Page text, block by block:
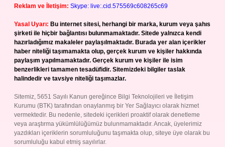
Reklam ve İletişim: Skype: live:.cid.575569c608265c69
Yasal Uyarı: Bu internet sitesi, herhangi bir marka, kurum veya şahıs
şirketi ile hiçbir bağlantısı bulunmamaktadır. Sitede yalnızca kendi
hazırladığımız makaleler paylaşılmaktadır. Burada yer alan içerikler
haber niteliği taşımamakta olup, gerçek kurum ve kişiler hakkında
paylaşım yapılmamaktadır. Gerçek kurum ve kişiler ile isim
benzerlikleri tamamen tesadüfidir. Sitemizdeki bilgiler taslak
halindedir ve tavsiye niteliği taşımazlar.
Sitemiz, 5651 Sayılı Kanun gereğince Bilgi Teknolojileri ve İletişim
Kurumu (BTK) tarafından onaylanmış bir Yer Sağlayıcı olarak hizmet
vermektedir. Bu nedenle, sitedeki içerikleri proaktif olarak denetleme
veya araştırma yükümlülüğümüz bulunmamaktadır. Ancak, üyelerimiz
yazdıkları içeriklerin sorumluluğunu taşımakta olup, siteye üye olarak bu
sorumluluğu kabul etmiş sayılırlar.